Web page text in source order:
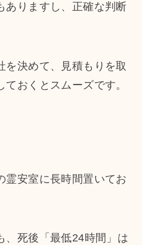
ありますし、正確な判断
を決めて、見積もりを取
おくとスムーズです。
霊安室に長時間置いてお
、死後「最低24時間」は